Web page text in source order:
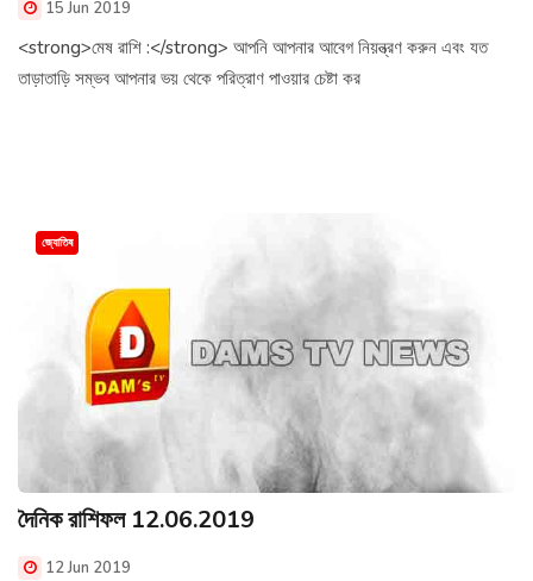
15 Jun 2019
<strong>মেষ রাশি :</strong> আপনি আপনার আবেগ নিয়ন্ত্রণ করুন এবং যত
তাড়াতাড়ি সম্ভব আপনার ভয় থেকে পরিত্রাণ পাওয়ার চেষ্টা কর
জ্যোতিষ
দৈনিক রাশিফল 12.06.2019
12 Jun 2019